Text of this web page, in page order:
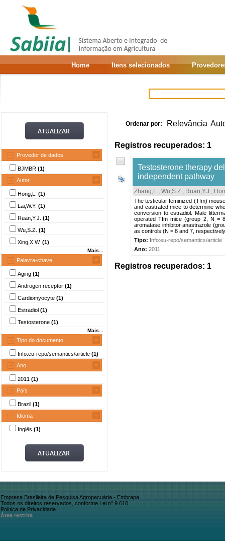
Home Itens selecionados
Provedor de dados
BJMBR (1)
Autor
Hong,L. (1)
Lai,W.Y. (1)
Ruan,Y.J. (1)
Wu,S.Z. (1)
Xing,X.W. (1)
Mais...
Palavra-chave
Aging (1)
Androgen receptor (1)
Cardiomyocyte (1)
Estradiol (1)
Testosterone (1)
Mais...
Tipo do documento
Info:eu-repo/semantics/article (1)
Ano
2011 (1)
País
Brazil (1)
Idioma
Inglês (1)
Ordenar por: Relevância
Registros recuperados: 1
Testosterone therapy
independent pathway
Zhang,L.; Wu,S.Z.; Ruan,Y.J.;
The testicular feminized (Tfm)
and castrated mice to determine
conversion to estradiol. Male
operated Tfm mice (group 2, N =
aromatase inhibitor anastrazole
as controls (N = 8 and 7,
Tipo: Info:eu-repo/semantics/article
Ano: 2011
Registros recuperados: 1
Empresa Brasileira de Pesquisa Agropecuária - Embrapa
Todos os direitos reservados, conforme Lei n° 9.610
Política de Privacidade
Área restrita